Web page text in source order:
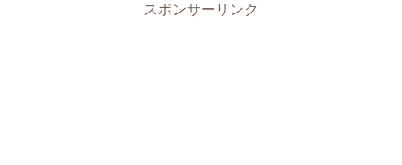
スポンサーリンク